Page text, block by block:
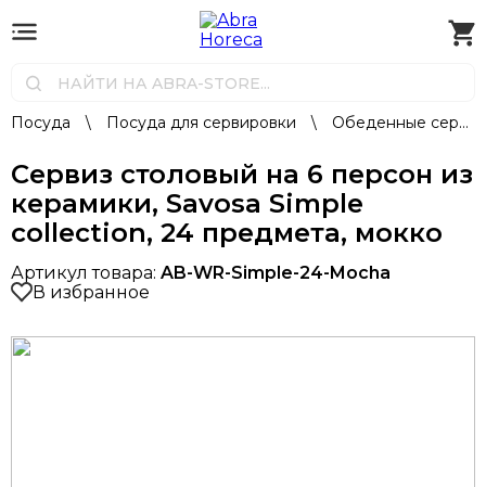
Посуда \ Посуда для сервировки \ Обеденные сервизы
Сервиз столовый на 6 персон из
керамики, Savosa Simple
collection, 24 предмета, мокко
Артикул товара: AB-WR-Simple-24-Mocha
В избранное